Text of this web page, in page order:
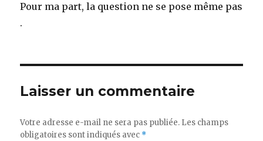
Pour ma part, la question ne se pose même pas
.
Laisser un commentaire
Votre adresse e-mail ne sera pas publiée. Les champs
obligatoires sont indiqués avec *